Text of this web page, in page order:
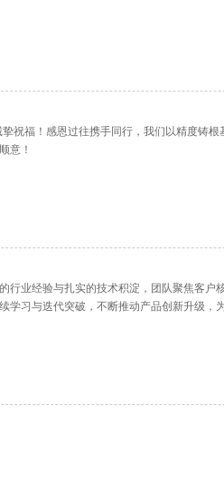
福！感恩过往携手同行，我们以精度铸根
意！
业经验与扎实的技术积淀，团队聚焦客户
习与迭代突破，不断推动产品创新升级，